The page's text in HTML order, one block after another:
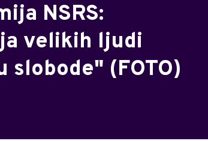
NSRS:
velikih ljudi
(FOTO)